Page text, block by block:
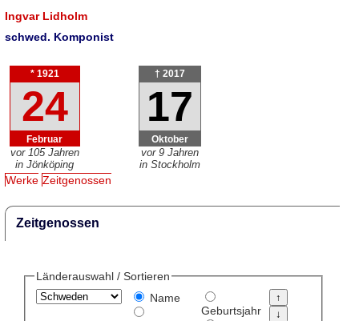
Ingvar Lidholm
schwed. Komponist
* 1921
24
Februar
vor 105 Jahren
in Jönköping
† 2017
17
Oktober
vor 9 Jahren
in Stockholm
Werke Zeitgenossen
Zeitgenossen
Länderauswahl / Sortieren
Name
Geburtsjahr